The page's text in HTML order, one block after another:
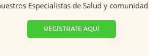
Especialistas de Salud y
REGÍSTRATE AQUÍ